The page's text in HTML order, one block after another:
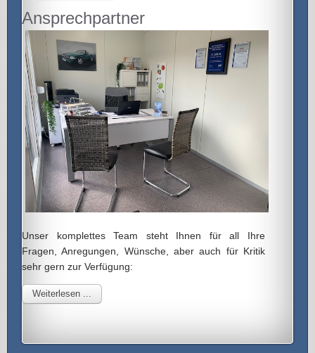
Ansprechpartner
Unser komplettes Team steht Ihnen für all Ihre
Fragen, Anregungen, Wünsche, aber auch für Kritik
sehr gern zur Verfügung:
Weiterlesen ...